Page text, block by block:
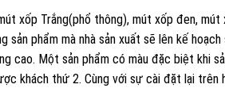
xốp Trắng(phổ thông), mút xốp đen,
phẩm mà nhà sản xuất sẽ lên kế
cao. Một sản phẩm có màu đặc biệt khi
khách thứ 2. Cùng với sự cài đặt lại trên